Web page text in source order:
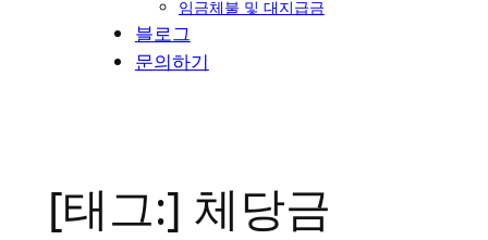
임금체불 및 대지급금
블로그
문의하기
[태그:] 체당금